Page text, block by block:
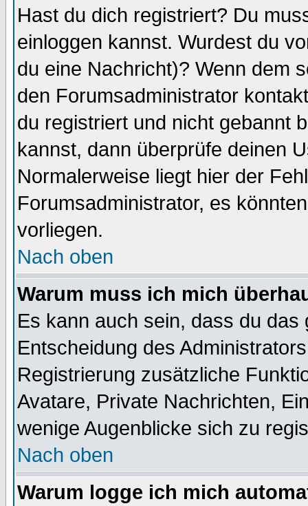
Hast du dich registriert? Du
einloggen kannst. Wurdest du
du eine Nachricht)? Wenn dem
den Forumsadministrator
du registriert und nicht gebannt
kannst, dann überprüfe deinen
Normalerweise liegt hier der
Forumsadministrator, es
vorliegen.
Nach oben
Warum muss ich mich
Es kann auch sein, dass du
Entscheidung des
Registrierung zusätzliche
Avatare, Private Nachrichten,
wenige Augenblicke sich zu
Nach oben
Warum logge ich mich